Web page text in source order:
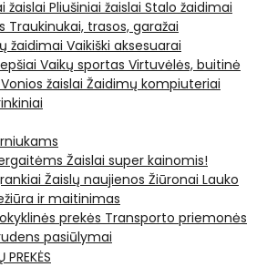
žaislai Pliušiniai žaislai Stalo žaidimai
Traukinukai, trasos, garažai
žaidimai Vaikiški aksesuarai
Vaikų sportas Virtuvėlės, buitinė
Vonios žaislai Žaidimų kompiuteriai
Žaislai super kainomis!
Žaislų naujienos Žiūronai Lauko
ir maitinimas
prekės Transporto priemonės
pasiūlymai
PREKĖS